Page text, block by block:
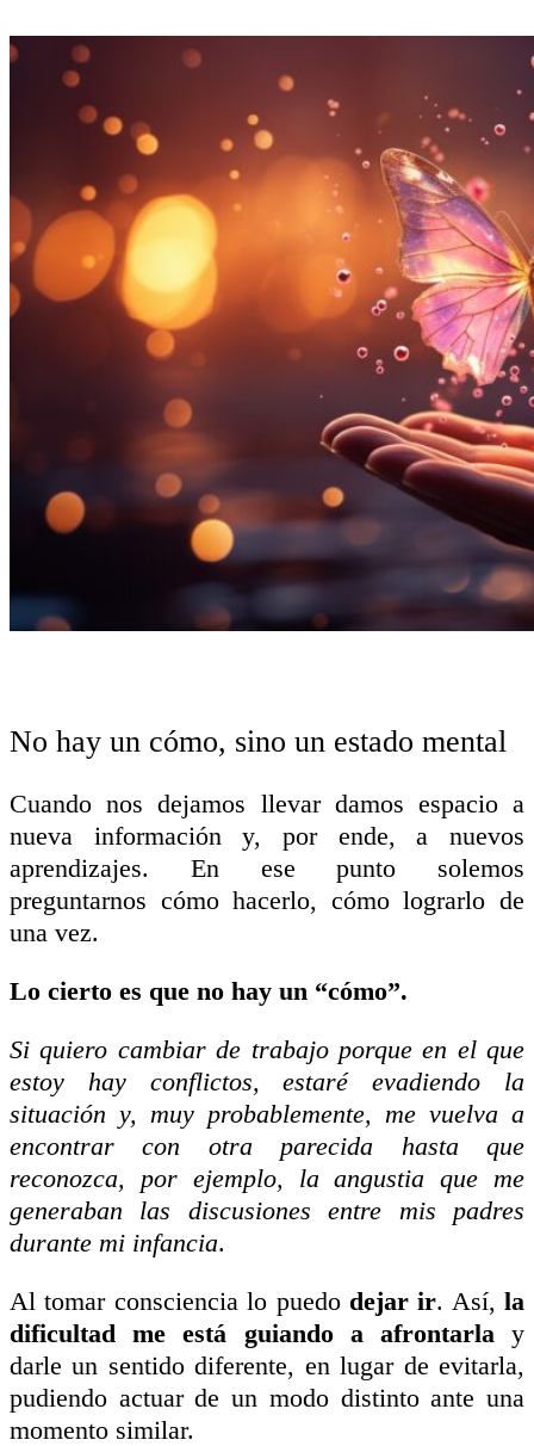
No hay un cómo, sino un estado mental
Cuando nos dejamos llevar damos espacio a
nueva información y, por ende, a nuevos
aprendizajes. En ese punto solemos
preguntarnos cómo hacerlo, cómo lograrlo de
una vez.
Lo cierto es que no hay un “cómo”.
Si quiero cambiar de trabajo porque en el que
estoy hay conflictos, estaré evadiendo la
situación y, muy probablemente, me vuelva a
encontrar con otra parecida hasta que
reconozca, por ejemplo, la angustia que me
generaban las discusiones entre mis padres
durante mi infancia.
Al tomar consciencia lo puedo dejar ir. Así, la
dificultad me está guiando a afrontarla y
darle un sentido diferente, en lugar de evitarla,
pudiendo actuar de un modo distinto ante una
momento similar.